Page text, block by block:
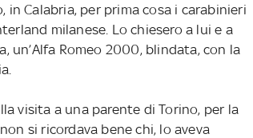
in Calabria, per prima cosa i carabinieri
milanese. Lo chiesero a lui e a
un’Alfa Romeo 2000, blindata, con la
visita a una parente di Torino, per la
si ricordava bene chi, lo aveva